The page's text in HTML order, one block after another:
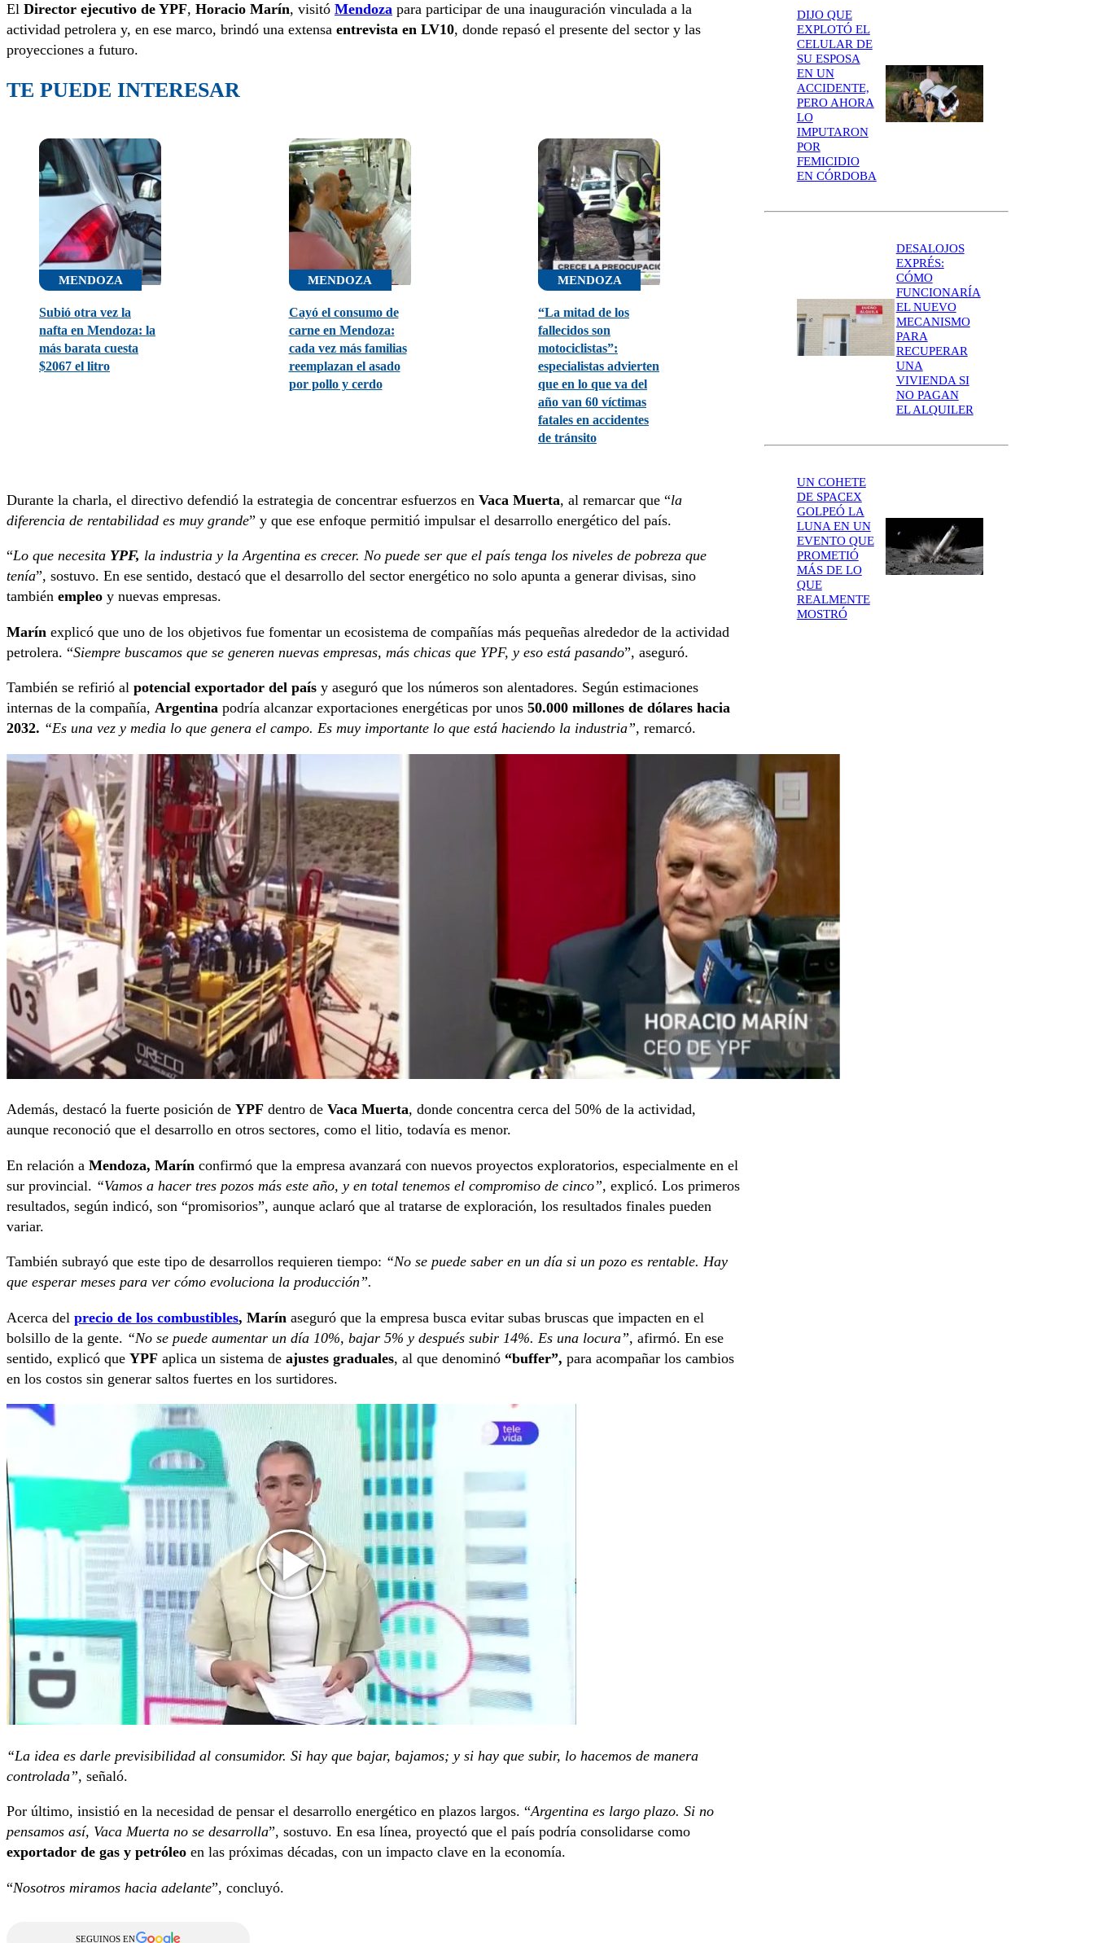
El Director ejecutivo de YPF, Horacio Marín, visitó Mendoza para participar de una inauguración vinculada a la
actividad petrolera y, en ese marco, brindó una extensa entrevista en LV10, donde repasó el presente del sector y las
proyecciones a futuro.
TE PUEDE INTERESAR
MENDOZA
Subió otra vez la
nafta en Mendoza: la
más barata cuesta
$2067 el litro
MENDOZA
Cayó el consumo de
carne en Mendoza:
cada vez más familias
reemplazan el asado
por pollo y cerdo
MENDOZA
“La mitad de los
fallecidos son
motociclistas”:
especialistas advierten
que en lo que va del
año van 60 víctimas
fatales en accidentes
de tránsito
Durante la charla, el directivo defendió la estrategia de concentrar esfuerzos en Vaca Muerta, al remarcar que “la
diferencia de rentabilidad es muy grande” y que ese enfoque permitió impulsar el desarrollo energético del país.
“Lo que necesita YPF, la industria y la Argentina es crecer. No puede ser que el país tenga los niveles de pobreza que
tenía”, sostuvo. En ese sentido, destacó que el desarrollo del sector energético no solo apunta a generar divisas, sino
también empleo y nuevas empresas.
Marín explicó que uno de los objetivos fue fomentar un ecosistema de compañías más pequeñas alrededor de la actividad
petrolera. “Siempre buscamos que se generen nuevas empresas, más chicas que YPF, y eso está pasando”, aseguró.
También se refirió al potencial exportador del país y aseguró que los números son alentadores. Según estimaciones
internas de la compañía, Argentina podría alcanzar exportaciones energéticas por unos 50.000 millones de dólares hacia
2032. “Es una vez y media lo que genera el campo. Es muy importante lo que está haciendo la industria”, remarcó.
Además, destacó la fuerte posición de YPF dentro de Vaca Muerta, donde concentra cerca del 50% de la actividad,
aunque reconoció que el desarrollo en otros sectores, como el litio, todavía es menor.
En relación a Mendoza, Marín confirmó que la empresa avanzará con nuevos proyectos exploratorios, especialmente en el
sur provincial. “Vamos a hacer tres pozos más este año, y en total tenemos el compromiso de cinco”, explicó. Los primeros
resultados, según indicó, son “promisorios”, aunque aclaró que al tratarse de exploración, los resultados finales pueden
variar.
También subrayó que este tipo de desarrollos requieren tiempo: “No se puede saber en un día si un pozo es rentable. Hay
que esperar meses para ver cómo evoluciona la producción”.
Acerca del precio de los combustibles, Marín aseguró que la empresa busca evitar subas bruscas que impacten en el
bolsillo de la gente. “No se puede aumentar un día 10%, bajar 5% y después subir 14%. Es una locura”, afirmó. En ese
sentido, explicó que YPF aplica un sistema de ajustes graduales, al que denominó “buffer”, para acompañar los cambios
en los costos sin generar saltos fuertes en los surtidores.
“La idea es darle previsibilidad al consumidor. Si hay que bajar, bajamos; y si hay que subir, lo hacemos de manera
controlada”, señaló.
Por último, insistió en la necesidad de pensar el desarrollo energético en plazos largos. “Argentina es largo plazo. Si no
pensamos así, Vaca Muerta no se desarrolla”, sostuvo. En esa línea, proyectó que el país podría consolidarse como
exportador de gas y petróleo en las próximas décadas, con un impacto clave en la economía.
“Nosotros miramos hacia adelante”, concluyó.
SEGUINOS EN
DIJO QUE
EXPLOTÓ EL
CELULAR DE
SU ESPOSA
EN UN
ACCIDENTE,
PERO AHORA
LO
IMPUTARON
POR
FEMICIDIO
EN CÓRDOBA
DESALOJOS
EXPRÉS:
CÓMO
FUNCIONARÍA
EL NUEVO
MECANISMO
PARA
RECUPERAR
UNA
VIVIENDA SI
NO PAGAN
EL ALQUILER
UN COHETE
DE SPACEX
GOLPEÓ LA
LUNA EN UN
EVENTO QUE
PROMETIÓ
MÁS DE LO
QUE
REALMENTE
MOSTRÓ